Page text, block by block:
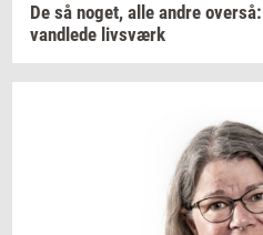
De så noget, alle andre over­så:
vand­le­de livs­værk